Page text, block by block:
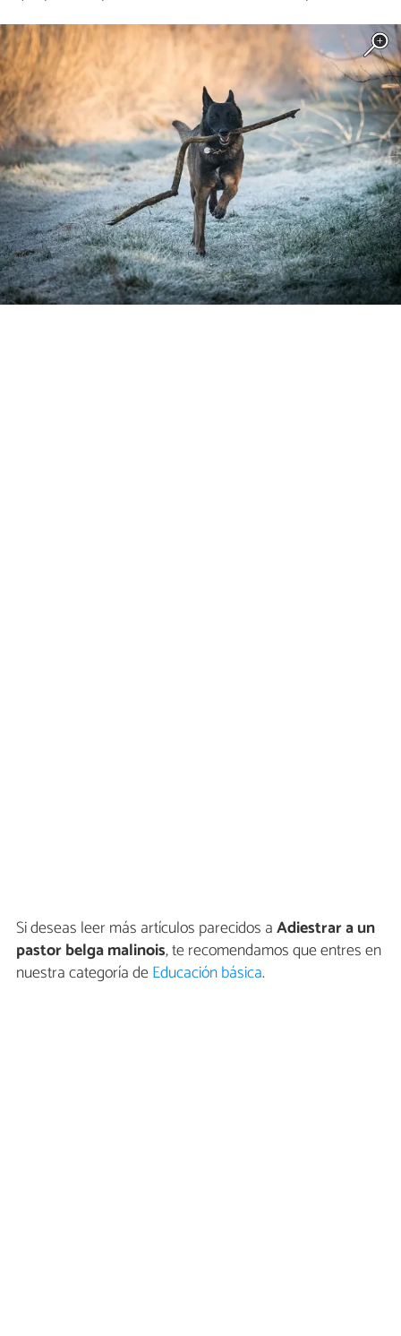
Si deseas leer más artículos parecidos aAdiestrar a un
pastor belga malinois, te recomendamos que entres en
nuestra categoría deEducación básica.